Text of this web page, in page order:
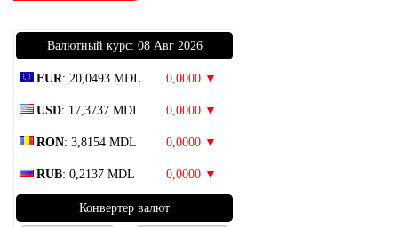
Bалютный курс: 08 Авг 2026
EUR: 20,0493 MDL 0,0000 ▼
USD: 17,3737 MDL 0,0000 ▼
RON: 3,8154 MDL 0,0000 ▼
RUB: 0,2137 MDL 0,0000 ▼
Конвертер валют